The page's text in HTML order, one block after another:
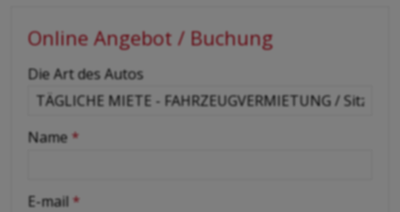
Online Angebot / Buchung
-
-
-
Die Art des Autos
Name *
E-mail *